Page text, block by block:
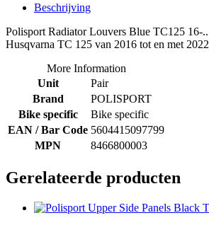
Beschrijving
Polisport Radiator Louvers Blue TC125 16-..
Husqvarna TC 125 van 2016 tot en met 2022
More Information
Unit
Pair
Brand
POLISPORT
Bike specific
Bike specific
EAN / Bar Code 5604415097799
MPN
8466800003
Gerelateerde producten